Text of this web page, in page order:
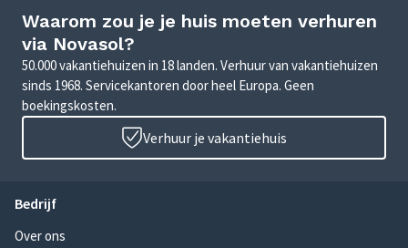
Waarom zou je je huis moeten verhuren
via Novasol?
50.000 vakantiehuizen in 18 landen. Verhuur van vakantiehuizen
sinds 1968. Servicekantoren door heel Europa. Geen
boekingskosten.
Verhuur je vakantiehuis
Bedrijf
Over ons